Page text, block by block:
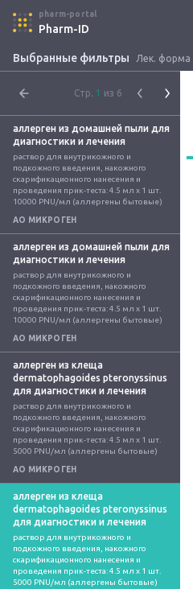
pharm-portal
Pharm-ID
Выбранные фильтры Лек. форма
Стр. 1 из 6
аллерген из домашней пыли для
диагностики и лечения
раствор для внутрикожного и
подкожного введения, накожного
скарификационного нанесения и
проведения прик-теста: 4.5 мл x 1 шт.
10000 PNU/мл (аллергены бытовые)
АО МИКРОГЕН
аллерген из домашней пыли для
диагностики и лечения
раствор для внутрикожного и
подкожного введения, накожного
скарификационного нанесения и
проведения прик-теста: 4.5 мл x 1 шт.
10000 PNU/мл (аллергены бытовые)
АО МИКРОГЕН
аллерген из клеща
dermatophagoides pteronyssinus
для диагностики и лечения
раствор для внутрикожного и
подкожного введения, накожного
скарификационного нанесения и
проведения прик-теста: 4.5 мл x 1 шт.
5000 PNU/мл (аллергены бытовые)
АО МИКРОГЕН
аллерген из клеща
dermatophagoides pteronyssinus
для диагностики и лечения
раствор для внутрикожного и
подкожного введения, накожного
скарификационного нанесения и
проведения прик-теста: 4.5 мл x 1 шт.
5000 PNU/мл (аллергены бытовые)